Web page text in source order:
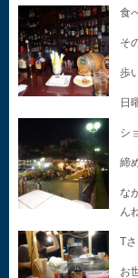
食
そ
歩
日
シ
締
な
ん
T
お